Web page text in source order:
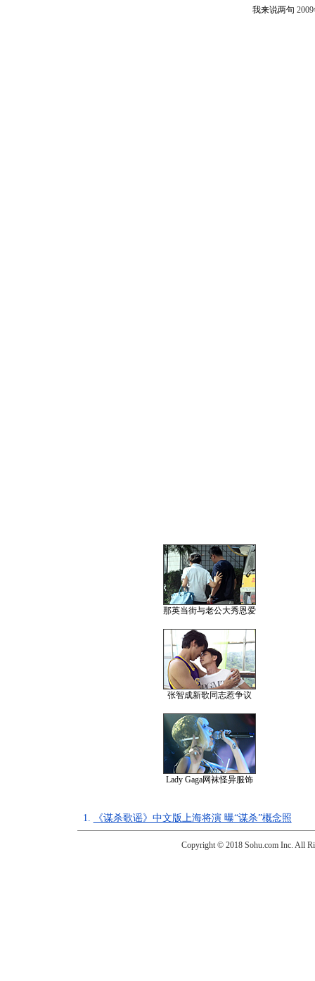
我来说两句
那英当街与老公大秀恩爱
张智成新歌同志惹争议
Lady Gaga网袜怪异服饰
1. 《谋杀歌谣》中文版上海将演 曝“谋杀”概念照
Copyright © 2018 Sohu.com Inc. All